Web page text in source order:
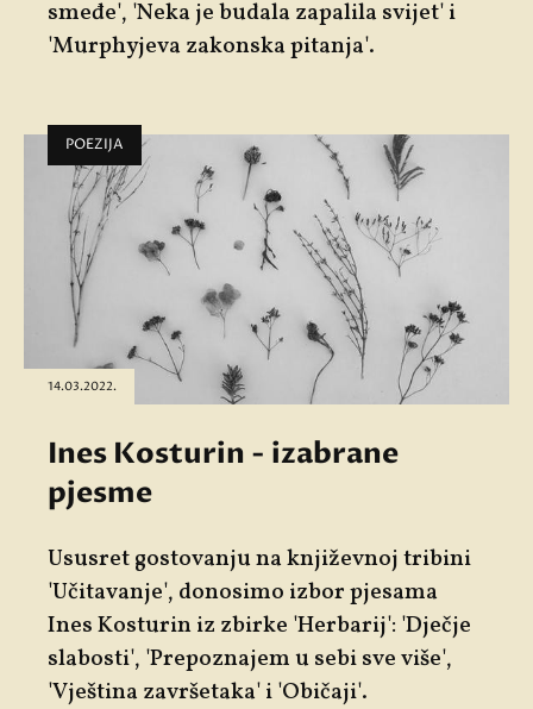
smeđe', 'Neka je budala zapalila svijet' i
'Murphyjeva zakonska pitanja'.
POEZIJA
14.03.2022.
Ines Kosturin - izabrane
pjesme
Ususret gostovanju na književnoj tribini
'Učitavanje', donosimo izbor pjesama
Ines Kosturin iz zbirke 'Herbarij': 'Dječje
slabosti', 'Prepoznajem u sebi sve više',
'Vještina završetaka' i 'Običaji'.